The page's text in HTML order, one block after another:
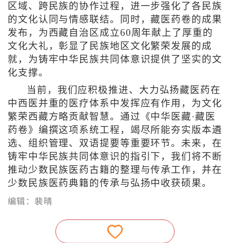
区域、跨民族的协作过程，进一步强化了各民族
的文化认同与情感联结。同时，藏医药卷的成果
发布，为西藏自治区成立60周年献上了厚重的
文化大礼，彰显了民族地区文化繁荣发展的成
就，为铸牢中华民族共同体意识提供了坚实的文
化支撑。
当前，我们应积极推进、大力弘扬藏医药在
中西医并重的医疗体系中发挥应有作用，为文化
繁荣西藏方略贡献智慧。通过《中华医藏·藏医
药卷》编撰这项系统工程，竭尽所能夯实版本遴
选、组织管理、双语提要等重要环节。未来，在
铸牢中华民族共同体意识的指引下，我们将不断
推动少数民族医药古籍的整理与传承工作，并在
少数民族医药典籍的传承与弘扬中收获硕果。
编辑：裴晴